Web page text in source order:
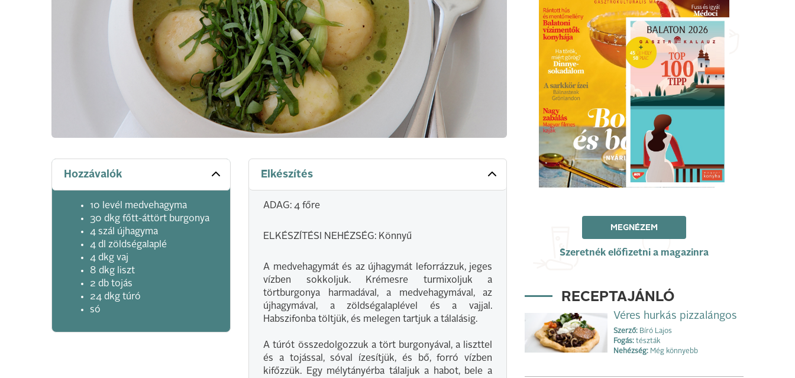
Hozzávalók
10 levél medvehagyma
30 dkg főtt-áttört burgonya
4 szál újhagyma
4 dl zöldségalaplé
4 dkg vaj
8 dkg liszt
2 db tojás
24 dkg túró
só
Elkészítés
ADAG: 4 főre
ELKÉSZÍTÉSI NEHÉZSÉG: Könnyű
A medvehagymát és az újhagymát leforrázzuk, jeges
vízben sokkoljuk. Krémesre turmixoljuk a
törtburgonya harmadával, a medvehagymával, az
újhagymával, a zöldségalaplével és a vajjal.
Habszifonba töltjük, és melegen tartjuk a tálalásig.
A túrót összedolgozzuk a tört burgonyával, a liszttel
és a tojással, sóval ízesítjük, és bő, forró vízben
kifőzzük. Egy mélytányérba tálaljuk a habot, bele a
MEGNÉZEM
Szeretnék előfizetni a magazinra
RECEPTAJÁNLÓ
Véres hurkás pizzalángos
Szerző: Bíró Lajos
Fogás: tészták
Nehézség: Még könnyebb